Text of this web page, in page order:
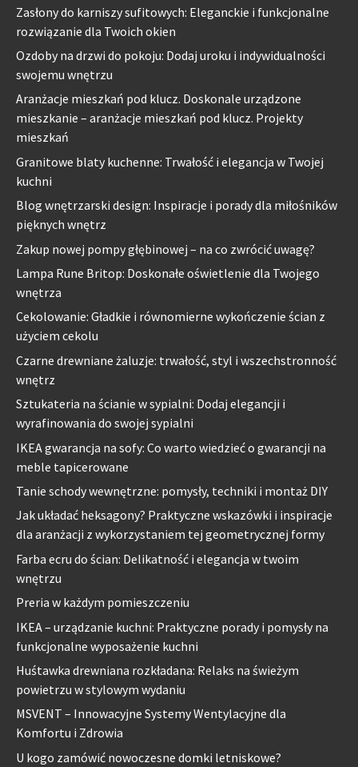
Zasłony do karniszy sufitowych: Eleganckie i funkcjonalne
rozwiązanie dla Twoich okien
Ozdoby na drzwi do pokoju: Dodaj uroku i indywidualności
swojemu wnętrzu
Aranżacje mieszkań pod klucz. Doskonale urządzone
mieszkanie – aranżacje mieszkań pod klucz. Projekty
mieszkań
Granitowe blaty kuchenne: Trwałość i elegancja w Twojej
kuchni
Blog wnętrzarski design: Inspiracje i porady dla miłośników
pięknych wnętrz
Zakup nowej pompy głębinowej – na co zwrócić uwagę?
Lampa Rune Britop: Doskonałe oświetlenie dla Twojego
wnętrza
Cekolowanie: Gładkie i równomierne wykończenie ścian z
użyciem cekolu
Czarne drewniane żaluzje: trwałość, styl i wszechstronność
wnętrz
Sztukateria na ścianie w sypialni: Dodaj elegancji i
wyrafinowania do swojej sypialni
IKEA gwarancja na sofy: Co warto wiedzieć o gwarancji na
meble tapicerowane
Tanie schody wewnętrzne: pomysły, techniki i montaż DIY
Jak układać heksagony? Praktyczne wskazówki i inspiracje
dla aranżacji z wykorzystaniem tej geometrycznej formy
Farba ecru do ścian: Delikatność i elegancja w twoim
wnętrzu
Preria w każdym pomieszczeniu
IKEA – urządzanie kuchni: Praktyczne porady i pomysły na
funkcjonalne wyposażenie kuchni
Huśtawka drewniana rozkładana: Relaks na świeżym
powietrzu w stylowym wydaniu
MSVENT – Innowacyjne Systemy Wentylacyjne dla
Komfortu i Zdrowia
U kogo zamówić nowoczesne domki letniskowe?